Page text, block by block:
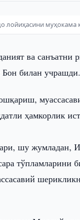
лойиҳасини муҳокама
ва санъатни
билан учрашди.
ҳамкорлик
шу жумладан,
тўпламларини